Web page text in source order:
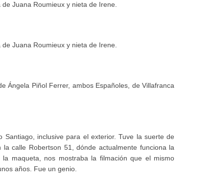
Juana Roumieux y nieta de Irene.
Juana Roumieux y nieta de Irene.
Ángela Piñol Ferrer, ambos Españoles, de Villafranca
inclusive para el exterior. Tuve la suerte de
calle Robertson 51, dónde actualmente funciona la
maqueta, nos mostraba la filmación que el mismo
años. Fue un genio.